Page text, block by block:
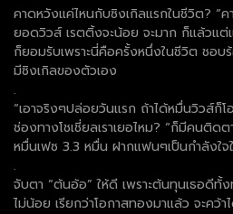
คาดหวังแค่ไหนกับซิงเกิลแรกในชีวิต? “
ยอดวิวส์ เรตติ้งจะน้อย จะมาก ก็แล้วแ
ก็ยอมรับเพราะนี่คือครั้งหนึ่งในชีวิต ชอ
มีซิงเกิลของตัวเอง
.
“เอาจริงๆปล่อยวันแรก ถ้าได้หมื่นวิวส์ก็
ช่องทางโชเชี่ยลเราเยอไหม? “ก็มีคนติ
หมื่นเฟซ 3.3 หมื่น ฝากแฟนๆเป็นกำลังใจ
.
จับตา “ต้นอ้อ” ให้ดี เพราะต้นทุนเธอดีทั้
ไม่น้อย เรียกว่าโอกาสทองมาแล้ว จะคว้